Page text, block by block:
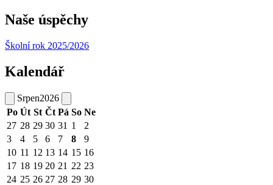
Naše úspěchy
Školní rok 2025/2026
Kalendář
Srpen2026
Po Út St Čt Pá So Ne
27 28 29 30 31 1
2
3
4 5 6 7 8
9
10 11 12 13 14 15 16
17 18 19 20 21 22 23
24 25 26 27 28 29 30